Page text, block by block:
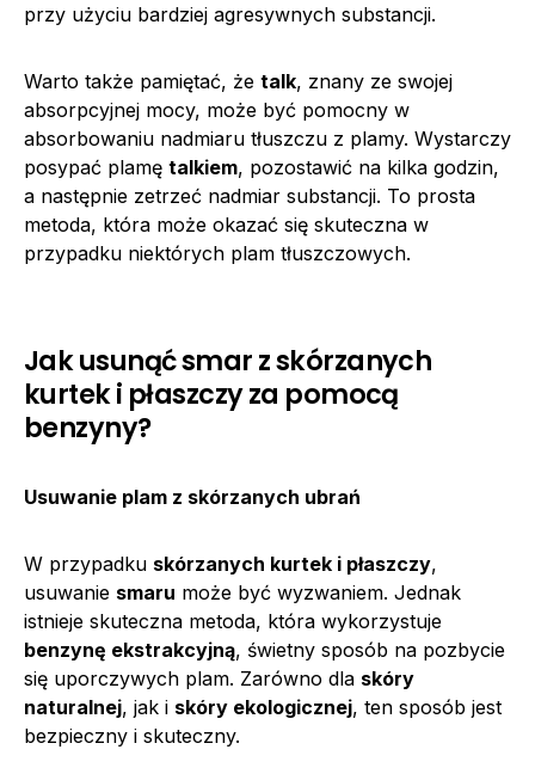
przy użyciu bardziej agresywnych substancji.
Warto także pamiętać, że talk, znany ze swojej
absorpcyjnej mocy, może być pomocny w
absorbowaniu nadmiaru tłuszczu z plamy. Wystarczy
posypać plamę talkiem, pozostawić na kilka godzin,
a następnie zetrzeć nadmiar substancji. To prosta
metoda, która może okazać się skuteczna w
przypadku niektórych plam tłuszczowych.
Jak usunąć smar z skórzanych
kurtek i płaszczy za pomocą
benzyny?
Usuwanie plam z skórzanych ubrań
W przypadku skórzanych kurtek i płaszczy,
usuwanie smaru może być wyzwaniem. Jednak
istnieje skuteczna metoda, która wykorzystuje
benzynę ekstrakcyjną, świetny sposób na pozbycie
się uporczywych plam. Zarówno dla skóry
naturalnej, jak i skóry ekologicznej, ten sposób jest
bezpieczny i skuteczny.